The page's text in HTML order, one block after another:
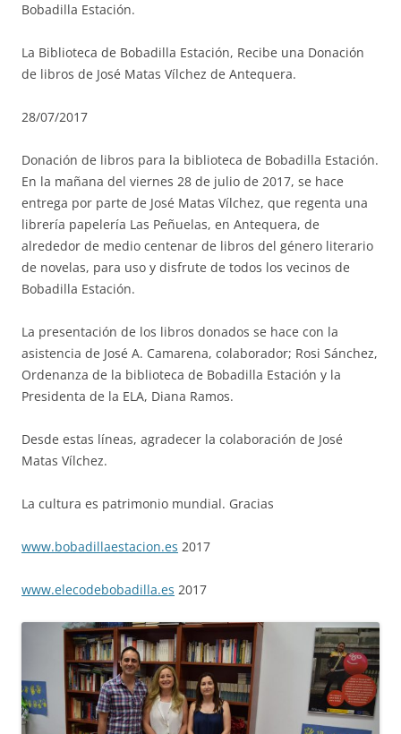
Bobadilla Estación.
La Biblioteca de Bobadilla Estación, Recibe una Donación
de libros de José Matas Vílchez de Antequera.
28/07/2017
Donación de libros para la biblioteca de Bobadilla Estación.
En la mañana del viernes 28 de julio de 2017, se hace
entrega por parte de José Matas Vílchez, que regenta una
librería papelería Las Peñuelas, en Antequera, de
alrededor de medio centenar de libros del género literario
de novelas, para uso y disfrute de todos los vecinos de
Bobadilla Estación.
La presentación de los libros donados se hace con la
asistencia de José A. Camarena, colaborador; Rosi Sánchez,
Ordenanza de la biblioteca de Bobadilla Estación y la
Presidenta de la ELA, Diana Ramos.
Desde estas líneas, agradecer la colaboración de José
Matas Vílchez.
La cultura es patrimonio mundial. Gracias
www.bobadillaestacion.es 2017
www.elecodebobadilla.es 2017